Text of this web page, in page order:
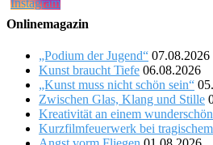
Onlinemagazin
„Podium der Jugend“ 07.08.2026
Kunst braucht Tiefe 06.08.2026
„Kunst muss nicht schön sein“
Zwischen Glas, Klang und Stille
Kreativität an einem
Kurzfilmfeuerwerk bei